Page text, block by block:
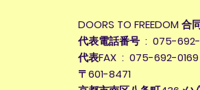
DOORS TO FREEDOM 合
代表電話番号 : 075-692-
代表FAX : 075-692-0169
〒601-8471